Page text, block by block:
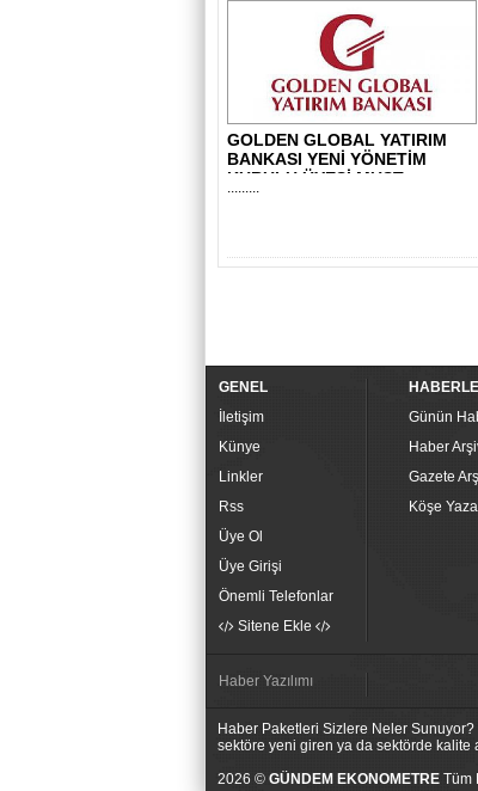
GOLDEN GLOBAL YATIRIM
BANKASI YENİ YÖNETİM
KURULU ÜYESİ MUST..
.........
GENEL
İletişim
Künye
Linkler
Rss
Üye Ol
Üye Girişi
Önemli Telefonlar
Sitene Ekle
Günün
Haber
Gazete
Köşe
Haber Yazılımı
Haber Paketleri Sizlere Neler Sunuyor?
sektöre yeni giren ya da sektörde
2026 © GÜNDEM EKONOMETRE Tüm